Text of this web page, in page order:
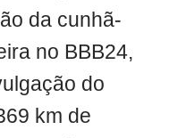
da cunhã-
no BBB24,
do
km de